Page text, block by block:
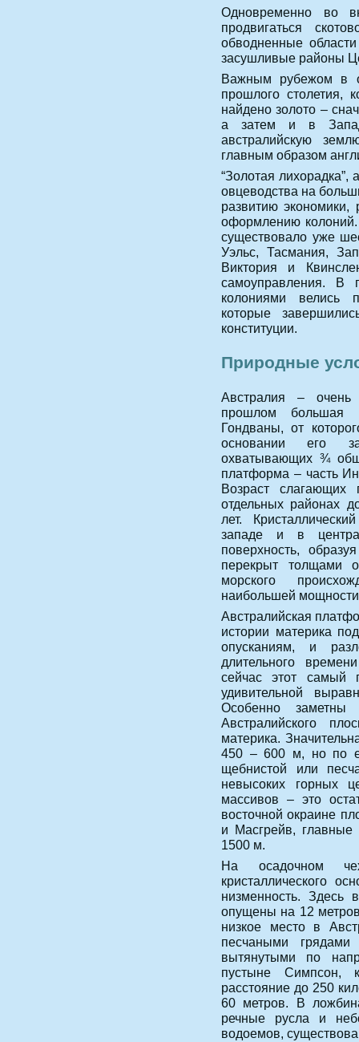
Одновременно во
продвигаться
обводненные
засушливые районы
Важным рубежом в
прошлого столетия,
найдено золото –
а затем и в
австралийскую
главным образом
“Золотая лихорадка”,
овцеводства на
развитию экономики,
оформлению колоний.
существовало уже
Уэльс, Тасмания,
Виктория и
самоуправления.
колониями велись
которые
конституции.
Природные
Австралия – очень
прошлом большая
Гондваны, от
основании его
охватывающих ¾
платформа – часть
Возраст слагающих
отдельных районах
лет.
западе и в
поверхность,
перекрыт толщами
морского
наибольшей мощности
Австралийская
истории материка
опусканиям, и
длительного
сейчас этот самый
удивительной
Особенно
Австралийского
материка.
450 – 600 м, но по
щебнистой или
невысоких горных
массивов – это
восточной окраине
и Масгрейв,
1500 м.
На осадочном
кристаллического
низменность. Здесь
опущены на 12
низкое место в
песчаными
вытянутыми по
пустыне Симпсон,
расстояние до 250
60 метров. В
речные русла и
водоемов,